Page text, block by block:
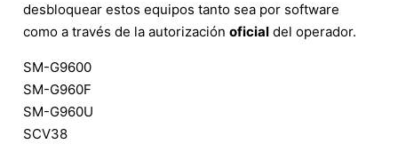
desbloquear estos equipos tanto sea por software
como a través de la autorización oficial del operador.
SM-G9600
SM-G960F
SM-G960U
SCV38